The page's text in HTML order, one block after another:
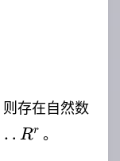
则存在自然数
Rr 。